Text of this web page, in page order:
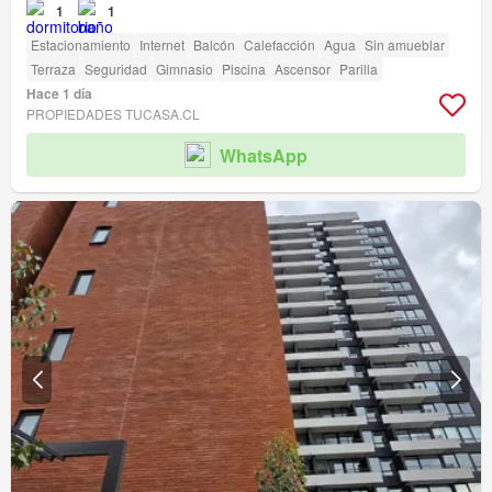
1 1
Estacionamiento Internet Balcón Calefacción Agua Sin amueblar
Terraza Seguridad Gimnasio Piscina Ascensor Parilla
Hace 1 día
PROPIEDADES TUCASA.CL
WhatsApp